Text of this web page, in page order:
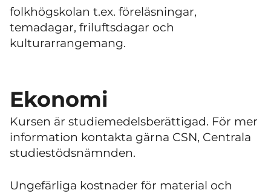
folkhögskolan t.ex. föreläsningar,
temadagar, friluftsdagar och
kulturarrangemang.
Ekonomi
Kursen är studiemedelsberättigad. För mer
information kontakta gärna CSN, Centrala
studiestödsnämnden.
Ungefärliga kostnader för material och